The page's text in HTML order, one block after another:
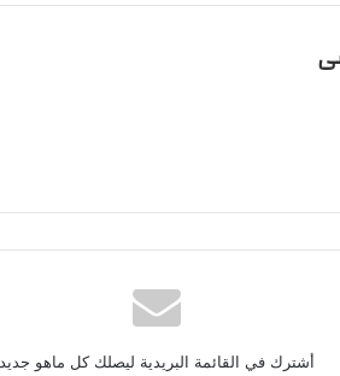
أشترك في القائمة البريدية ليصلك كل ماهو جديد